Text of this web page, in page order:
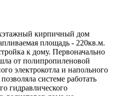
кирпичный дом
площадь - 220кв.м.
к дому. Первоначально
от полипропиленовой
электрокотла и напольного
системе работать
гидравлического